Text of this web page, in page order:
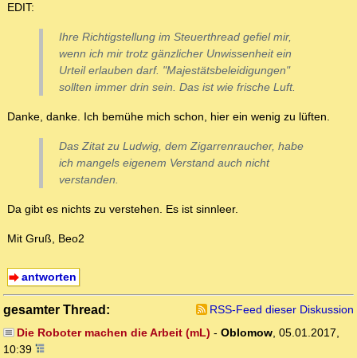
EDIT:
Ihre Richtigstellung im Steuerthread gefiel mir,
wenn ich mir trotz gänzlicher Unwissenheit ein
Urteil erlauben darf. "Majestätsbeleidigungen"
sollten immer drin sein. Das ist wie frische Luft.
Danke, danke. Ich bemühe mich schon, hier ein wenig zu lüften.
Das Zitat zu Ludwig, dem Zigarrenraucher, habe
ich mangels eigenem Verstand auch nicht
verstanden.
Da gibt es nichts zu verstehen. Es ist sinnleer.
Mit Gruß, Beo2
antworten
gesamter Thread:
RSS-Feed dieser Diskussion
Die Roboter machen die Arbeit (mL) - Oblomow, 05.01.2017,
10:39